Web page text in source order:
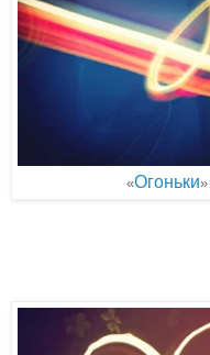
«Огоньки»